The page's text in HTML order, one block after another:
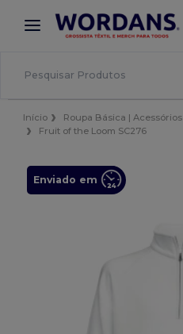
× App Wordans
Melhores preços na app!
Início Roupa Básica | Acessórios
Fruit of the Loom SC276
Enviado em